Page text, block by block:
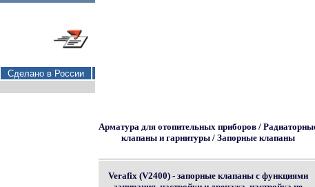
Сделано в России
Арматура для отопительных приборов /
клапаны и гарнитуры / Запорные клапаны
Verafix (V2400) - запорные клапаны с функциями